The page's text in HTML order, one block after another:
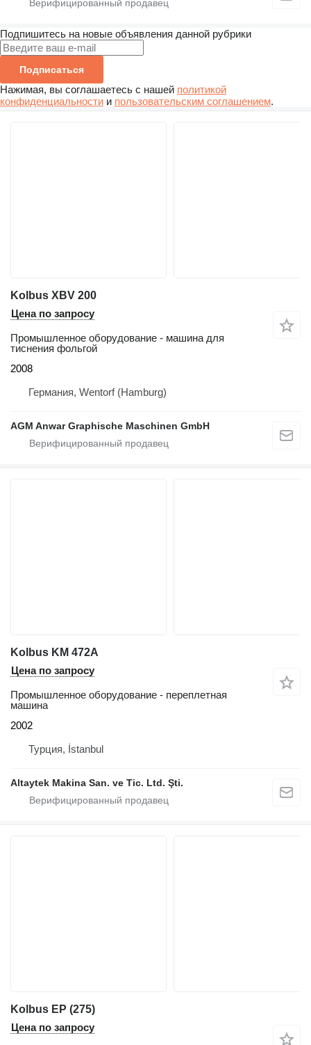
Подпишитесь на новые объявления данной рубрики
Подписаться
Нажимая, вы соглашаетесь с нашей политикой
конфиденциальности и пользовательским соглашением.
Kolbus XBV 200
Цена по запросу
Промышленное оборудование - машина для
тиснения фольгой
2008
Германия, Wentorf (Hamburg)
AGM Anwar Graphische Maschinen GmbH
Kolbus KM 472A
Цена по запросу
Промышленное оборудование - переплетная
машина
2002
Турция, İstanbul
Altaytek Makina San. ve Tic. Ltd. Şti.
Kolbus EP (275)
Цена по запросу